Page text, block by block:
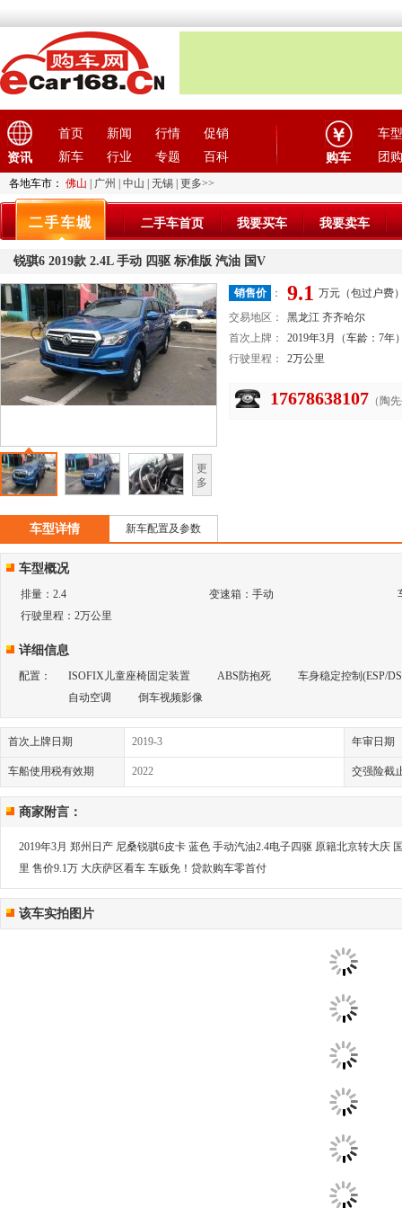
资讯
首页 新闻 行情
促销
新车
行业 专题 百科 购车
车型
团购
各地车市： 佛山 广州 中山 无锡 更多>>
二手车首页 我要买车 我要卖车
锐骐6 2019款 2.4L 手动 四驱 标准版 汽油 国V
更
多
销售价 ： 9.1 万元（包过户费
交易地区：
黑龙江 齐齐哈尔
首次上牌：
2019年3月（车龄：7年
行驶里程：
2万公里
17678638107 （陶
车型详情 新车配置及参数
车型概况
排量：2.4 变速箱：手动
行驶里程：2万公里
详细信息
配置： ISOFIX儿童座椅固定装置 ABS防抱死
车身稳定控制(ESP/
自动空调
倒车视频影像
首次上牌日期 2019-3 年审日期
车船使用税有效期 2022 交强险截
商家附言：
2019年3月 郑州日产 尼桑锐骐6皮卡 蓝色 手动汽油2.4电子四驱 原籍北京转大庆
里 售价9.1万 大庆萨区看车 车贩免！贷款购车零首付
该车实拍图片